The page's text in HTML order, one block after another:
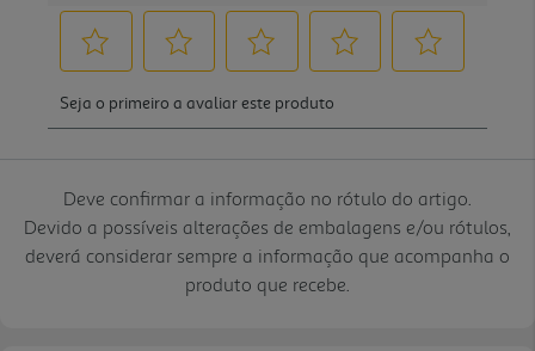
Deve confirmar a informação no rótulo do artigo.
Devido a possíveis alterações de embalagens e/ou rótulos,
deverá considerar sempre a informação que acompanha o
produto que recebe.